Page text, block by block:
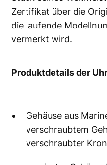
Zertifikat über die
die laufende
vermerkt wird.
Produktdetails der Uhr
Gehäuse aus
verschraubtem
verschraubter